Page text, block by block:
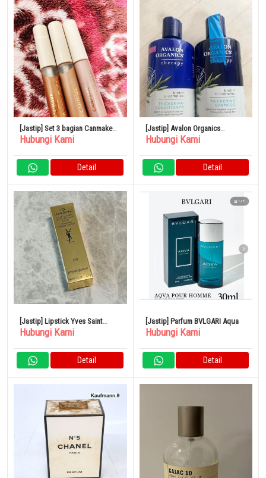
[Jastip] Set 3 bagian Canmake
Eye Color Magician
Hubungi Kami
Detail
[Jastip] Avalon Organics
Thickening Shampoo &
Hubungi Kami
Detail
[Jastip] Lipstick Yves Saint
Laurent
Hubungi Kami
Detail
[Jastip] Parfum BVLGARI Aqua
Hubungi Kami
Detail